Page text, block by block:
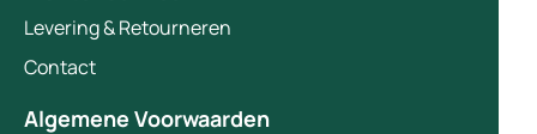
Levering & Retourneren
Contact
Algemene Voorwaarden